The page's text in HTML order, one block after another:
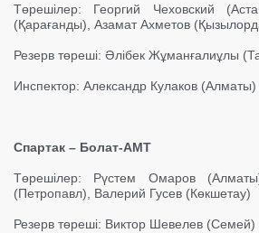
Төрешілер: Георгий Чеховский
(Қарағанды), Азамат Ахметов
Резерв төреші: Әлібек Жұманғалиұлы
Инспектор: Александр Кулаков (Алматы)
Спартак – Болат-АМТ
Төрешілер: Рүстем Омаров
(Петропавл), Валерий Гусев (Көкшетау)
Резерв төреші: Виктор Шевелев (Семей)